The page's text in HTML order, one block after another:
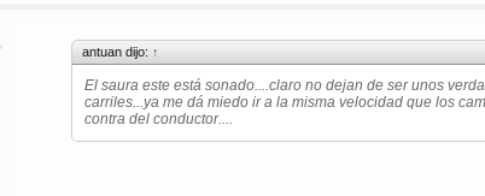
antuan dijo: ↑
El saura este está sonado....claro no dejan de ser unos
carriles...ya me dá miedo ir a la misma velocidad que los
contra del conductor....